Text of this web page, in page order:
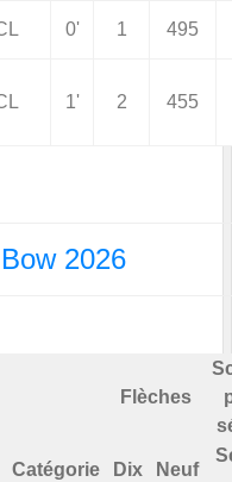
0' 1 495
1' 2 455
2026
Flèches
Catégorie Dix Neuf